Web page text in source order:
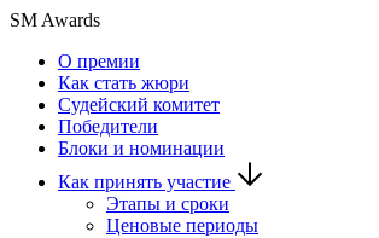
SM Awards
О премии
Как стать жюри
Судейский комитет
Победители
Блоки и номинации
Как принять участие
Этапы и сроки
Ценовые периоды